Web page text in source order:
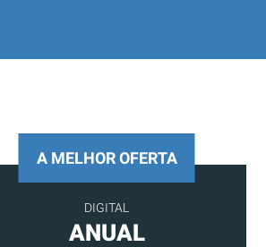
A MELHOR OFERTA
DIGITAL
ANUAL